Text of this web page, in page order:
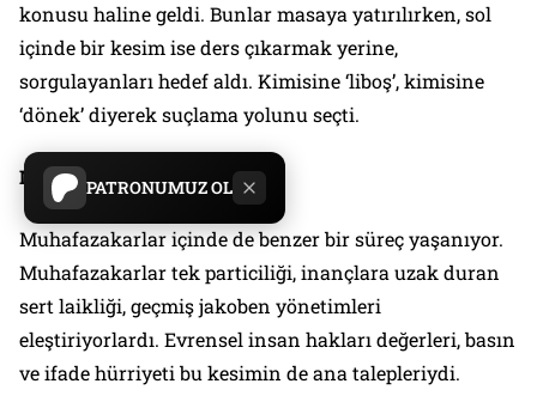
PATRONUMUZ OL
konusu haline geldi. Bunlar masaya yatırılırken, sol
içinde bir kesim ise ders çıkarmak yerine,
sorgulayanları hedef aldı. Kimisine ‘liboş’, kimisine
‘dönek’ diyerek suçlama yolunu seçti.
Muhafazakarlar
Muhafazakarlar içinde de benzer bir süreç yaşanıyor.
Muhafazakarlar tek particiliği, inançlara uzak duran
sert laikliği, geçmiş jakoben yönetimleri
eleştiriyorlardı. Evrensel insan hakları değerleri, basın
ve ifade hürriyeti bu kesimin de ana talepleriydi.